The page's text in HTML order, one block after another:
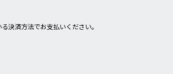
決済方法でお支払いください。